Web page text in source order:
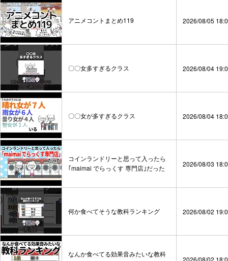
アニメコントまとめ119 2026/08/05
〇〇女多すぎるクラス 2026/08/04
〇〇女が多すぎるクラス 2026/08/04
コインランドリーと思って入ったら
｢maimai でらっくす 専門店｣だった
2026/08/03
何か食べてそうな教科ランキング 2026/08/02
なんか食べてる効果音みたいな教科